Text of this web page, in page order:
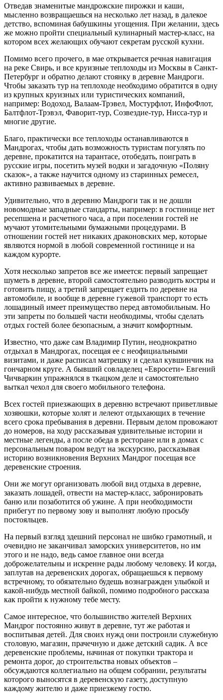
Отведав знаменитые мандрожские пирожки и каши,
мысленно возвращаешься на несколько лет назад, в далекое
детство, вспоминая бабушкины угощения. При желании, здесь
же можно пройти специальный кулинарный мастер-класс, на
котором всех желающих обучают секретам русской кухни.
Помимо всего прочего, в мае открывается речная навигация
на реке Свирь, и все круизные теплоходы из Москвы в Санкт-
Петербург и обратно делают стоянку в деревне Мандроги.
Чтобы заказать тур на теплоходе необходимо обратится в одну
из крупных круизных или туристических компаний,
например: Водоход, Валаам-Трэвел, Мостурфлот, ИнфоФлот,
Балтфлот-Трэвэл, Фаворит-тур, Созвездие-тур, Нисса-тур и
многие другие.
Благо, практически все теплоходы останавливаются в
Мандрогах, чтобы дать возможность туристам погулять по
деревне, прокатится на тарантасе, отобедать, поиграть в
русские игры, посетить музей водки и загадочную «Поляну
сказок», а также научится одному из старинных ремесел,
активно развиваемых в деревне.
Удивительно, что в деревню Мандроги так и не дошли
новомодные западные стандарты, например: в гостинице нет
ресепшена и расчетного часа, а при поселении гостей не
мучают утомительными бумажными процедурами. В
отношении гостей нет никаких драконовских мер, которые
являются нормой в любой современной гостинице и на
каждом курорте.
Хотя несколько запретов все же имеется: первый запрещает
шуметь в деревне, второй самостоятельно разводить костры и
готовить пищу, а третий запрещает ездить по деревне на
автомобиле, и вообще в деревне гужевой транспорт то есть
лошадиный имеет преимущество перед автомобильным. Но
эти запреты по большей части необходимы, чтобы сделать
отдых гостей более безопасным, а значит комфортным.
Известно, что даже сам Владимир Путин, неоднократно
отдыхал в Мандрогах, посещая ее с неофициальными
визитами, и даже расписал матрешку и сделал кувшинчик на
гончарном круге. А бывший совладелец «Евросети» Евгений
Чичваркин упражнялся в ткацком деле и самостоятельно
выткал чехол для своего мобильного телефона.
Всех гостей приезжающих в деревню встречают приветливые
хозяюшки, которые холят и лелеют отдыхающих в течение
всего срока пребывания в деревни. Первым делом провожают
до номеров, на ходу рассказывая удивительные истории и
местные легенды, а после обеда в ресторане или в домах с
персональным поваром ведут на экскурсию, рассказывая
историю возникновения Верхних Мандрог посещая все
деревенские строения.
Они же могут организовать любой вид отдыха в деревне,
заказать лошадей, отвести на мастер-класс, забронировать
баню или позаботится об ужине. А при необходимости
прибегут по первому зову и выполнят любую просьбу
постояльцев.
На первый взгляд здешний персонал не шибко грамотный, и
очевидно не заканчивал заморских университетов, но им
этого и не надо, ведь самое главное они всегда
доброжелательны и искренне рады любому человеку. И когда,
заплутав на деревенских дорогах, обращаешься к первому
встречному, то обязательно будешь вознагражден улыбкой и
какой-нибудь местной байкой, помимо подробного рассказа
как пройти к нужному тебе месту.
Самое интересное, что большинство жителей Верхних
Мандрог постоянно живут в деревне, тут же работая и
воспитывая детей. Для своих нужд они построили служебную
столовую, магазин, прачечную и даже детский садик. А все
деревенские проблемы, начиная от покупки трактора и
ремонта дорог, до строительства новых объектов –
обсуждаются коллегиально на общем собрании, результаты
которого выносятся в деревенскую газету, доступную
каждому жителю и даже приезжему гостю.